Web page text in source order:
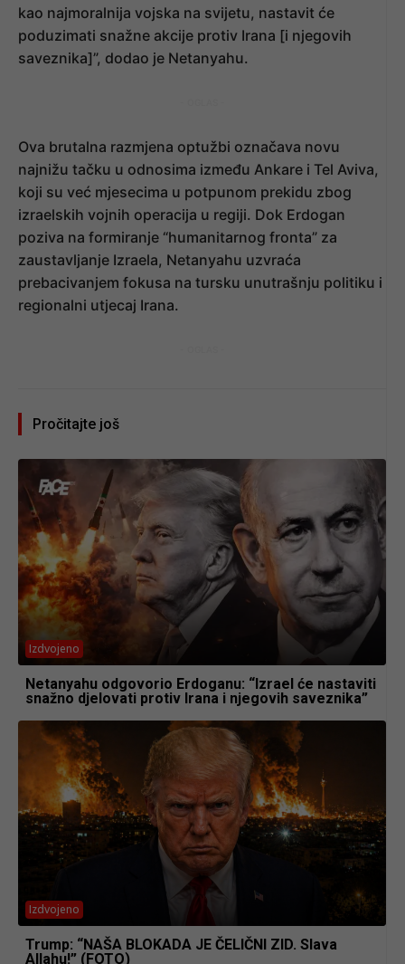
kao najmoralnija vojska na svijetu, nastavit će
poduzimati snažne akcije protiv Irana [i njegovih
saveznika]”, dodao je Netanyahu.
Ova brutalna razmjena optužbi označava novu
najnižu tačku u odnosima između Ankare i Tel Aviva,
koji su već mjesecima u potpunom prekidu zbog
izraelskih vojnih operacija u regiji. Dok Erdogan
poziva na formiranje “humanitarnog fronta” za
zaustavljanje Izraela, Netanyahu uzvraća
prebacivanjem fokusa na tursku unutrašnju politiku i
regionalni utjecaj Irana.
Pročitajte još
Izdvojeno
Netanyahu odgovorio Erdoganu: “Izrael će nastaviti
snažno djelovati protiv Irana i njegovih saveznika”
Izdvojeno
Trump: “NAŠA BLOKADA JE ČELIČNI ZID. Slava
Allahu!” (FOTO)